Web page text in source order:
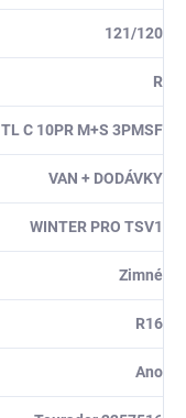
121/120
R
TL C 10PR M+S 3PMSF
VAN + DODÁVKY
WINTER PRO TSV1
Zimné
R16
Ano